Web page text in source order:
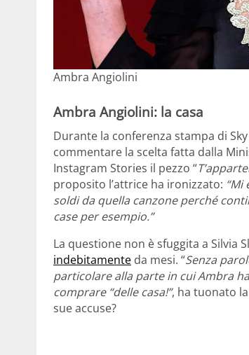
Ambra Angiolini
Ambra Angiolini: la casa
Durante la conferenza stampa di
commentare la scelta fatta dalla
Instagram Stories il pezzo “
proposito l’attrice ha ironizzato: “Mi
soldi da quella canzone perché
case per esempio.”
La questione non è sfuggita a Silvia
indebitamente da mesi. “Senza
particolare alla parte in cui Ambra
comprare “delle casa!”, ha tuonato
sue accuse?